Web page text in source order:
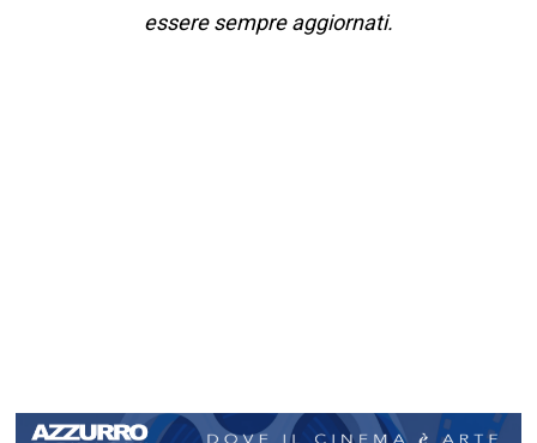
essere sempre aggiornati.